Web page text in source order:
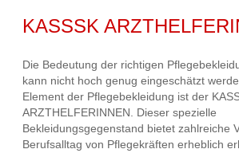
KASSSK
Die Bedeutung der richtigen
kann nicht hoch genug eingeschätzt
Element der Pflegebekleidung ist der
ARZTHELFERINNEN. Dieser spezielle
Bekleidungsgegenstand bietet zahlreiche
Berufsalltag von Pflegekräften erheblich